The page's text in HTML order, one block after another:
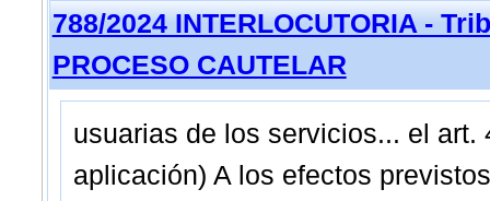
788/2024 INTERLOCUTORIA -
PROCESO CAUTELAR
usuarias de los servicios... el
aplicación) A los efectos